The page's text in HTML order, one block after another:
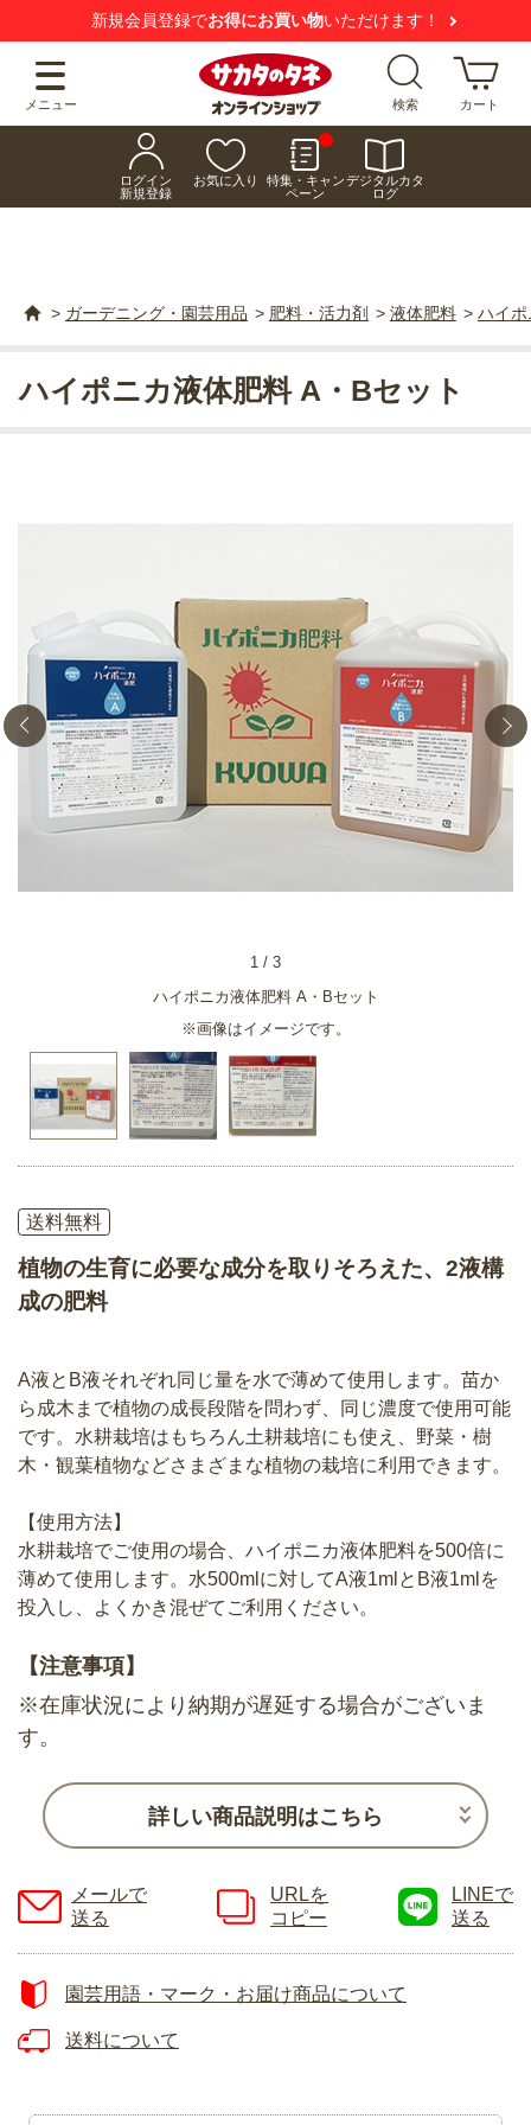
新規会員登録でお得にお買い物いただけます！
メニュー 検索 カート
ログイン
新規登録
お気に入り
特集・キャン
ペーン
デジタルカタ
ログ
> ガーデニング・園芸用品 > 肥料・活力剤 > 液体肥料 > ハイ
ハイポニカ液体肥料 A・Bセット
※画像はイメージです。
1 / 3
ハイポニカ液体肥料 A・Bセット
送料無料
植物の生育に必要な成分を取りそろえた、2液構
成の肥料
A液とB液それぞれ同じ量を水で薄めて使用します。苗か
ら成木まで植物の成長段階を問わず、同じ濃度で使用可能
です。水耕栽培はもちろん土耕栽培にも使え、野菜・樹
木・観葉植物などさまざまな植物の栽培に利用できます。
【使用方法】
水耕栽培でご使用の場合、ハイポニカ液体肥料を500倍に
薄めて使用します。水500mlに対してA液1mlとB液1mlを
投入し、よくかき混ぜてご利用ください。
【注意事項】
※在庫状況により納期が遅延する場合がございま
す。
詳しい商品説明はこちら
メールで
送る
URLを
コピー
LINEで
送る
園芸用語・マーク・お届け商品について
送料について